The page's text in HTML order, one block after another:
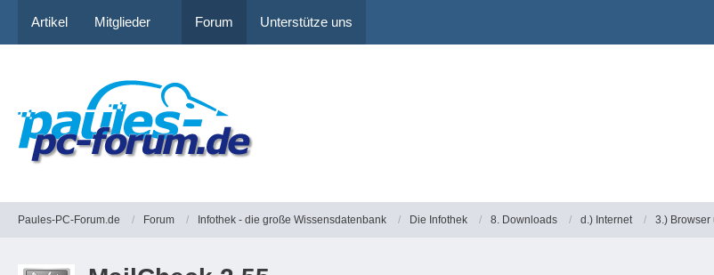
Artikel Mitglieder Forum Unterstütze uns
Paules-PC-Forum.de Forum Infothek - die große Wissensdatenbank Die Infothek 8. Downloads d.) Internet 3.) Browser